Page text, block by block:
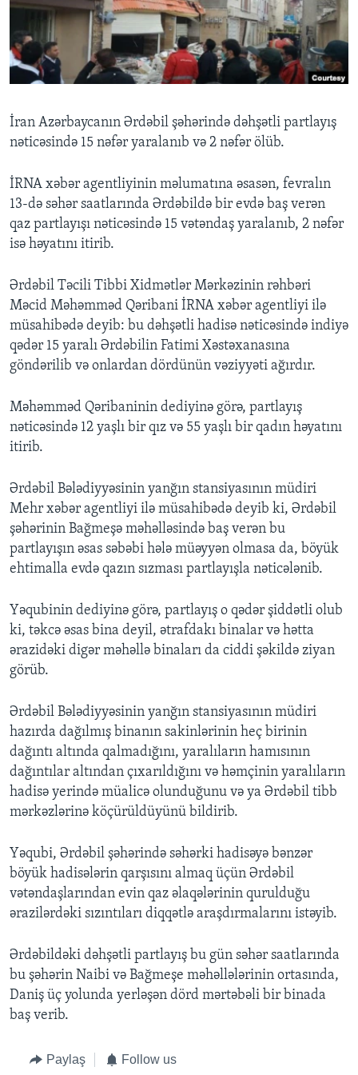
BIZI IZLƏYIN
Dillər
İran Azərbaycanın Ərdəbil şəhərində dəhşətli partlayış
nəticəsində 15 nəfər yaralanıb və 2 nəfər ölüb.
İRNA xəbər agentliyinin məlumatına əsasən, fevralın
13-də səhər saatlarında Ərdəbildə bir evdə baş verən
qaz partlayışı nəticəsində 15 vətəndaş yaralanıb, 2 nəfər
isə həyatını itirib.
Ərdəbil Təcili Tibbi Xidmətlər Mərkəzinin rəhbəri
Məcid Məhəmməd Qəribani İRNA xəbər agentliyi ilə
müsahibədə deyib: bu dəhşətli hadisə nəticəsində indiyə
qədər 15 yaralı Ərdəbilin Fatimi Xəstəxanasına
göndərilib və onlardan dördünün vəziyyəti ağırdır.
Məhəmməd Qəribaninin dediyinə görə, partlayış
nəticəsində 12 yaşlı bir qız və 55 yaşlı bir qadın həyatını
itirib.
Ərdəbil Bələdiyyəsinin yanğın stansiyasının müdiri
Mehr xəbər agentliyi ilə müsahibədə deyib ki, Ərdəbil
şəhərinin Bağmeşə məhəlləsində baş verən bu
partlayışın əsas səbəbi hələ müəyyən olmasa da, böyük
ehtimalla evdə qazın sızması partlayışla nəticələnib.
Yəqubinin dediyinə görə, partlayış o qədər şiddətli olub
ki, təkcə əsas bina deyil, ətrafdakı binalar və hətta
ərazidəki digər məhəllə binaları da ciddi şəkildə ziyan
görüb.
Ərdəbil Bələdiyyəsinin yanğın stansiyasının müdiri
hazırda dağılmış binanın sakinlərinin heç birinin
dağıntı altında qalmadığını, yaralıların hamısının
dağıntılar altından çıxarıldığını və həmçinin yaralıların
hadisə yerində müalicə olunduğunu və ya Ərdəbil tibb
mərkəzlərinə köçürüldüyünü bildirib.
Yəqubi, Ərdəbil şəhərində səhərki hadisəyə bənzər
böyük hadisələrin qarşısını almaq üçün Ərdəbil
vətəndaşlarından evin qaz əlaqələrinin qurulduğu
ərazilərdəki sızıntıları diqqətlə araşdırmalarını istəyib.
Ərdəbildəki dəhşətli partlayış bu gün səhər saatlarında
bu şəhərin Naibi və Bağmeşe məhəllələrinin ortasında,
Daniş üç yolunda yerləşən dörd mərtəbəli bir binada
baş verib.
Paylaş Follow us